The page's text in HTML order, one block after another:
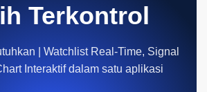
Terkontrol
| Watchlist Real-Time, Signal
Interaktif dalam satu aplikasi